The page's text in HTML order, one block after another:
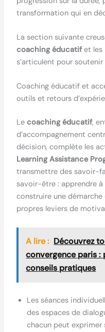
transformation qui en
La section suivante
coaching éducatifet les
s’articulent pour
Coaching éducatif et
outils et retours
Le coaching éducatif,
d’accompagnement
décision, complète les
Learning Assistance
transmettre des savoir-
savoir-être : apprendre
construire une
propres leviers de
A lire : Découvrez
convergence paris
conseils pratiques
Les séances
des espaces de
chacun peut exprimer